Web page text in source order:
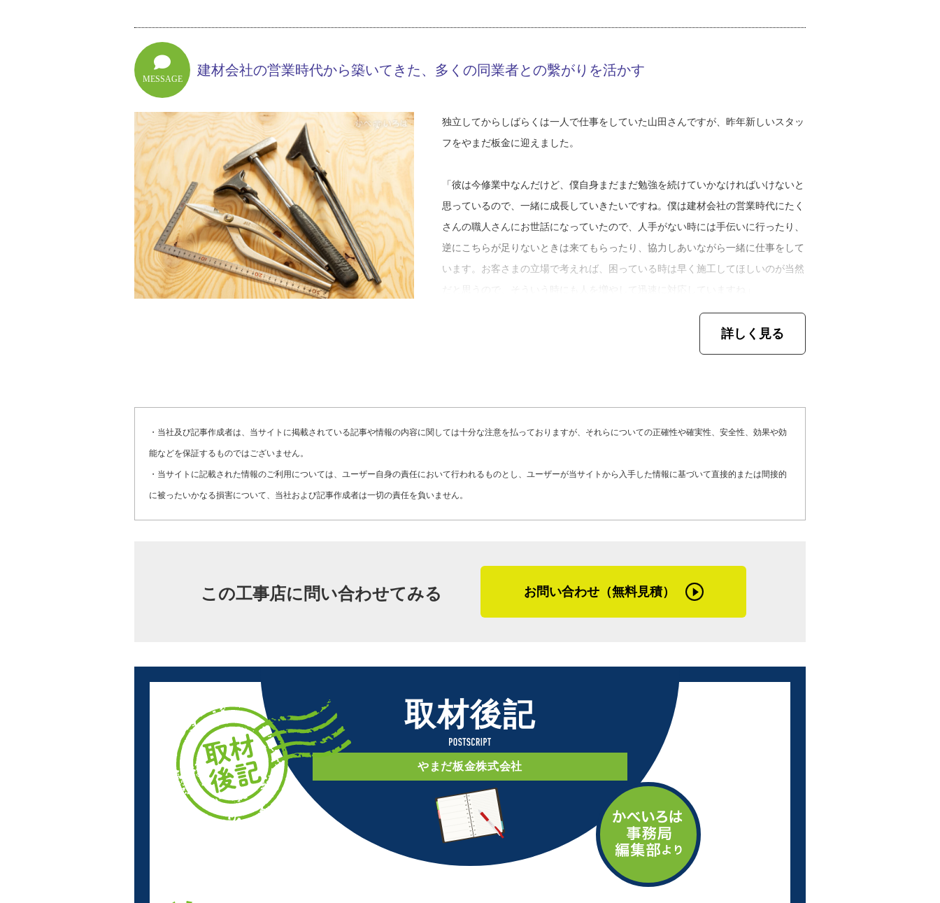
今後の展望について山田さんは、「板金業界は休みが少ないのが当たり前だったけ
がない」、「子どもの運動会なんて行ったことがない」。口々にそんな話をする先
存外壁をすべて撤去して、下地もだめになっていたのでそれもすべて取り、新しい
た」
が腐ってしまう事例が多いようです。その場合、小さな隙間ならコーキングで対応
できますが、大きな隙間ができてしまうと外壁の張り替えが必要になります。北海
道では近年板金の外壁が増えているそうで、その理由の一つにはメンテナンスの楽
さがあるのではないかと山田さんは言います。最近の板金は日焼けで色が劣化して
いくことはあっても、錆びたり腐ったりというのはほとんど耳にしたことがないの
だとか。山田さんの自宅の外壁にはモルタルと板金が使われていますが、築１０年
て、板金部分は全く傷みがないとのこと。自宅を例に出し教えてくれました。
場を架けるためにはまず積もった雪の撤去が必要になるので、やはり余計な手間と
人件費がかかってしまいます。雪が降っても作業自体は可能ですが、総合的に考え
施工しにくいため、雪が降る前の時期に依頼が集中する傾向にあるそうです。
MESSAGE
建材会社の営業時代から築いてきた、多くの同業者との繫がりを活かす
独立してからしばらくは一人で仕事をしていた山田さんですが、昨年新しいスタッ
フをやまだ板金に迎えました。
「彼は今修業中なんだけど、僕自身まだまだ勉強を続けていかなければいけないと
思っているので、一緒に成長していきたいですね。僕は建材会社の営業時代にたく
さんの職人さんにお世話になっていたので、人手がない時には手伝いに行ったり、
逆にこちらが足りないときは来てもらったり、協力しあいながら一緒に仕事をして
います。お客さまの立場で考えれば、困っている時は早く施工してほしいのが当然
最後に「かべいろは」をご覧になっている、雨漏りや金属系外壁の劣化でお困りの
お客さま、そして外壁リフォームや外壁修理を検討しているお客さまにメッセージ
と思っています。外壁も屋根も一度カビたり腐ったりしたら直すのは結構大変なの
するのは大事だと思います。点検だけの依頼でも全く問題ありません。必要のない
工事はしないので、安心してご相談ください。ご連絡お待ちしています」
つけたりわざわざフェンスを作るなど、本州とは全く違うところに配慮が必要だと
詳しく見る
・当社及び記事作成者は、当サイトに掲載されている記事や情報の内容に関しては十分な注意を払っておりますが、それらについての正確性や確実性、安全性、効果や効
能などを保証するものではございません。
・当サイトに記載された情報のご利用については、ユーザー自身の責任において行われるものとし、ユーザーが当サイトから入手した情報に基づいて直接的または間接的
に被ったいかなる損害について、当社および記事作成者は一切の責任を負いません。
この工事店に問い合わせてみる お問い合わせ（無料見積）
取材後記
やまだ板金株式会社